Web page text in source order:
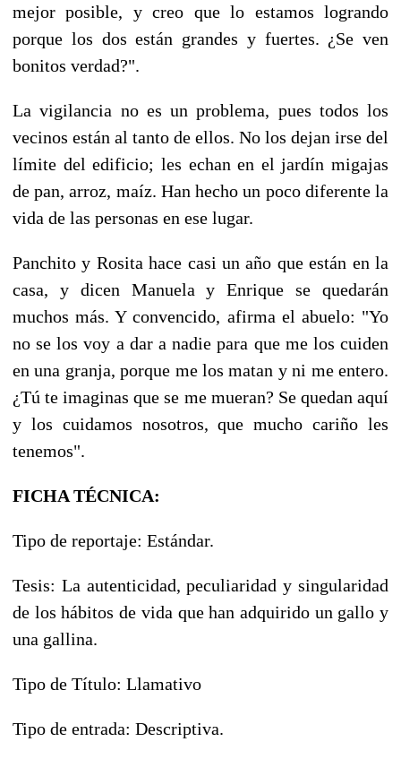
mejor posible, y creo que lo estamos logrando
porque los dos están grandes y fuertes. ¿Se ven
bonitos verdad?".
La vigilancia no es un problema, pues todos los
vecinos están al tanto de ellos. No los dejan irse del
límite del edificio; les echan en el jardín migajas
de pan, arroz, maíz. Han hecho un poco diferente la
vida de las personas en ese lugar.
Panchito y Rosita hace casi un año que están en la
casa, y dicen Manuela y Enrique se quedarán
muchos más. Y convencido, afirma el abuelo: "Yo
no se los voy a dar a nadie para que me los cuiden
en una granja, porque me los matan y ni me entero.
¿Tú te imaginas que se me mueran? Se quedan aquí
y los cuidamos nosotros, que mucho cariño les
tenemos".
FICHA TÉCNICA:
Tipo de reportaje: Estándar.
Tesis: La autenticidad, peculiaridad y singularidad
de los hábitos de vida que han adquirido un gallo y
una gallina.
Tipo de Título: Llamativo
Tipo de entrada: Descriptiva.